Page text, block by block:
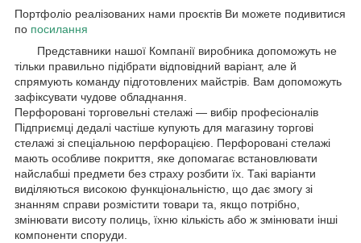
Портфоліо реалізованих нами проєктів Ви можете подивитися
по посилання
Представники нашої Компанії виробника допоможуть не
тільки правильно підібрати відповідний варіант, але й
спрямують команду підготовлених майстрів. Вам допоможуть
зафіксувати чудове обладнання.
Перфоровані торговельні стелажі — вибір професіоналів
Підприємці дедалі частіше купують для магазину торгові
стелажі зі спеціальною перфорацією. Перфоровані стелажі
мають особливе покриття, яке допомагає встановлювати
найслабші предмети без страху розбити їх. Такі варіанти
виділяються високою функціональністю, що дає змогу зі
знанням справи розмістити товари та, якщо потрібно,
змінювати висоту полиць, їхню кількість або ж змінювати інші
компоненти споруди.